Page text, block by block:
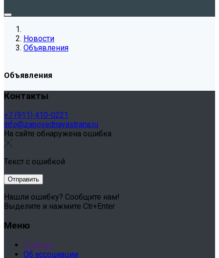
Новости
Объявления
Объявления
Контакты
+7 (911) 410-0221
info@zapovednayastrana.ru
На сайте обнаружена ошибка
Текст с ошибкой
Нашли ошибку? Сообщите нам!
Выделите и нажмите Ctr+Enter
Меню
Главная
Об ассоциации